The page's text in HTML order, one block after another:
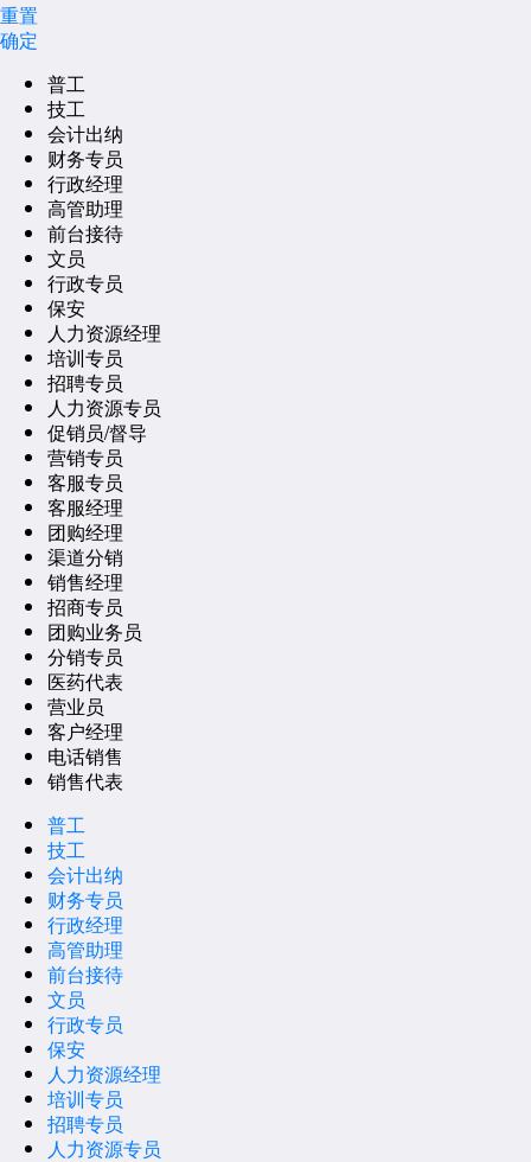
重置
确定
普工
技工
会计出纳
财务专员
行政经理
高管助理
前台接待
文员
行政专员
保安
人力资源经理
培训专员
招聘专员
人力资源专员
促销员/督导
营销专员
客服专员
客服经理
团购经理
渠道分销
销售经理
招商专员
团购业务员
分销专员
医药代表
营业员
客户经理
电话销售
销售代表
普工
技工
会计出纳
财务专员
行政经理
高管助理
前台接待
文员
行政专员
保安
人力资源经理
培训专员
招聘专员
人力资源专员